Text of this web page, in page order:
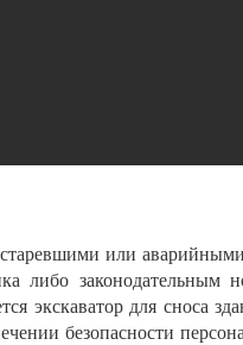
или
либо
экскаватор для сноса
безопасности